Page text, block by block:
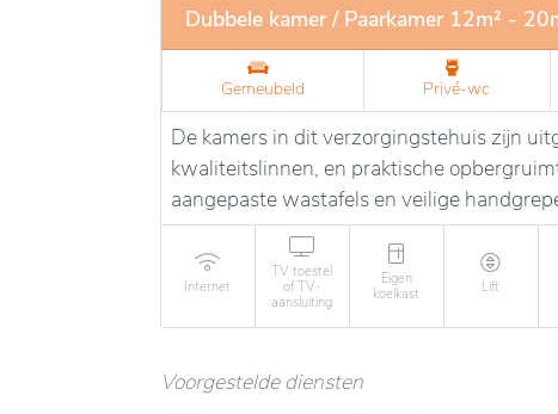
Dubbele kamer / Paarkamer 12m² -
Gemeubeld Privé-wc
De kamers in dit verzorgingstehuis zijn
kwaliteitslinnen, en praktische
aangepaste wastafels en veilige
Internet
TV toestel
of TV-
aansluiting
Eigen
koelkast
Lift
Voorgestelde diensten